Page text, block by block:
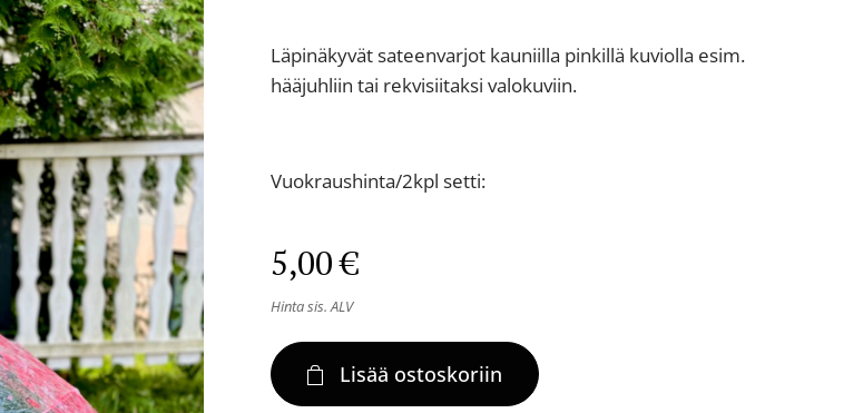
Läpinäkyvät sateenvarjot kauniilla pinkillä kuviolla esim.
hääjuhliin tai rekvisiitaksi valokuviin.
Vuokraushinta/2kpl setti:
5,00€
Hinta sis. ALV
Lisää ostoskoriin